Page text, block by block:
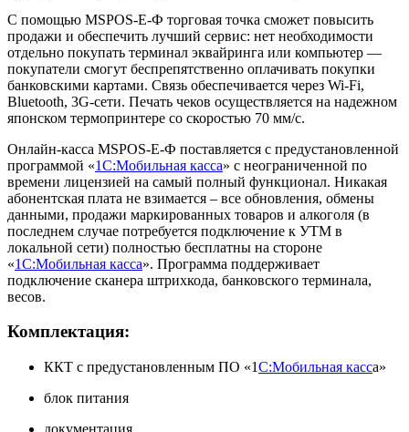
С помощью MSPOS-E-Ф торговая точка сможет повысить
продажи и обеспечить лучший сервис: нет необходимости
отдельно покупать терминал эквайринга или компьютер —
покупатели смогут беспрепятственно оплачивать покупки
банковскими картами. Связь обеспечивается через Wi-Fi,
Bluetooth, 3G-сети. Печать чеков осуществляется на надежном
японском термопринтере со скоростью 70 мм/с.
Онлайн-касса MSPOS-E-Ф поставляется с предустановленной
программой «1С:Мобильная касса» с неограниченной по
времени лицензией на самый полный функционал. Никакая
абонентская плата не взимается – все обновления, обмены
данными, продажи маркированных товаров и алкоголя (в
последнем случае потребуется подключение к УТМ в
локальной сети) полностью бесплатны на стороне
«1С:Мобильная касса». Программа поддерживает
подключение сканера штрихкода, банковского терминала,
весов.
Комплектация:
ККТ с предустановленным ПО «1С:Мобильная касса»
блок питания